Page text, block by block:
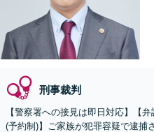
刑事裁判
【警察署への接見は即日対応】【
(予約制)】ご家族が犯罪容疑で逮捕